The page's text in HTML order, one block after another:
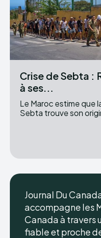
Crise de Sebta :
à ses...
Le Maroc estime que
Sebta trouve son
Journal Du
accompagne les
Canada à travers
fiable et proche